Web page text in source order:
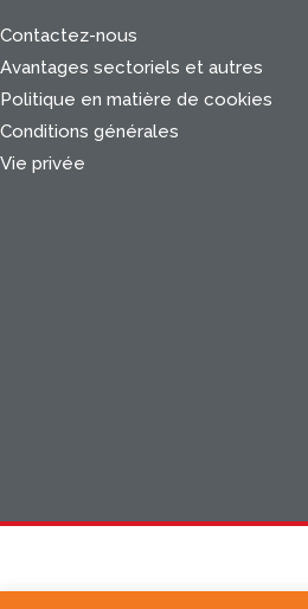
Contactez-nous
Avantages sectoriels et autres
Politique en matière de cookies
Conditions générales
Vie privée